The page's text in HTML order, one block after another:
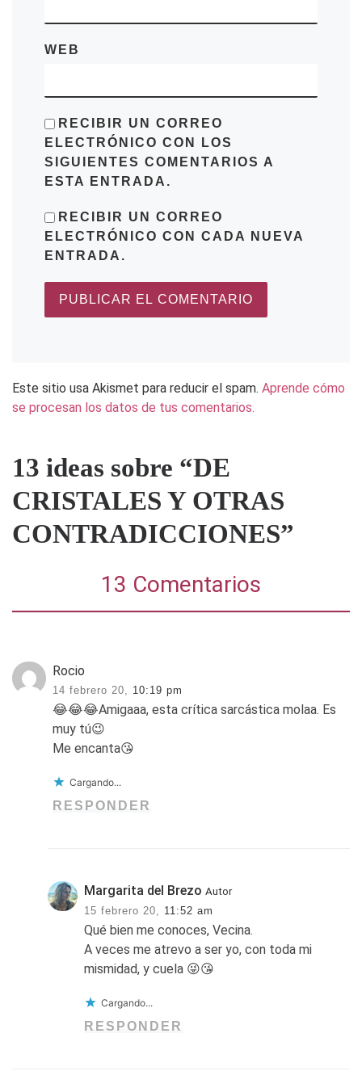
WEB
RECIBIR UN CORREO
ELECTRÓNICO CON LOS
SIGUIENTES COMENTARIOS A
ESTA ENTRADA.
RECIBIR UN CORREO
ELECTRÓNICO CON CADA NUEVA
ENTRADA.
Este sitio usa Akismet para reducir el spam. Aprende cómo
se procesan los datos de tus comentarios.
13 ideas sobre “DE
CRISTALES Y OTRAS
CONTRADICCIONES”
13 Comentarios
Rocio
14 febrero 20, 10:19 pm
😂😂😂Amigaaa, esta crítica sarcástica molaa. Es
muy tú😉
Me encanta😘
Cargando...
RESPONDER
Margarita del Brezo Autor
15 febrero 20,
11:52 am
Qué bien me conoces, Vecina.
A veces me atrevo a ser yo, con toda mi
mismidad, y cuela 😜😘
Cargando...
RESPONDER